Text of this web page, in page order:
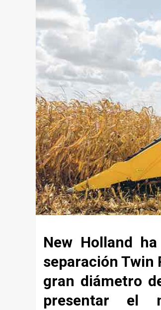
New Holland
separación
gran diámetro
presentar el